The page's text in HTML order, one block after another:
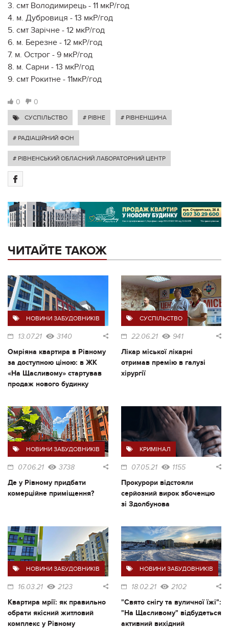
3. смт Володимирець - 11 мкР/год
4. м. Дубровиця - 13 мкР/год
5. смт Зарічне - 12 мкР/год
6. м. Березне - 12 мкР/год
7. м. Острог - 9 мкР/год
8. м. Сарни - 13 мкР/год
9. смт Рокитне - 11мкР/год
0 0
СУСПІЛЬСТВО # РІВНЕ # РІВНЕНЩИНА
# РАДІАЦІЙНИЙ ФОН
# РІВНЕНСЬКИЙ ОБЛАСНИЙ ЛАБОРАТОРНИЙ ЦЕНТР
ЧИТАЙТЕ ТАКОЖ
НОВИНИ ЗАБУДОВНИКІВ
13.07.21 3140
Омріяна квартира в Рівному
за доступною ціною: в ЖК
«На Щасливому» стартував
продаж нового будинку
СУСПІЛЬСТВО
22.06.21 941
Лікар міської лікарні
отримав премію в галузі
хірургії
НОВИНИ ЗАБУДОВНИКІВ
07.06.21 3738
Де у Рівному придбати
комерційне приміщення?
КРИМІНАЛ
07.05.21 1155
Прокурори відстояли
серйозний вирок збоченцю
зі Здолбунова
НОВИНИ ЗАБУДОВНИКІВ
16.03.21 2123
Квартира мрії: як правильно
обрати якісний житловий
комплекс у Рівному
НОВИНИ ЗАБУДОВНИКІВ
18.02.21 2102
"Свято снігу та вуличної їжі":
"На Щасливому" відбудеться
активний вихідний